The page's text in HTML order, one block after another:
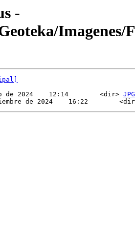
-
Imagenes/
de 2024    12:14        <dir> JPG
de 2024    16:22